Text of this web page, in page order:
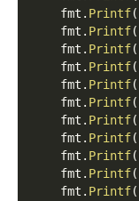
    fmt
. Printf(
    fmt
. Printf(
    fmt
. Printf(
    fmt
. Printf(
    fmt
. Printf(
    fmt
. Printf(
    fmt
. Printf(
    fmt
. Printf(
    fmt
. Printf(
    fmt
. Printf(
    fmt
. Printf(